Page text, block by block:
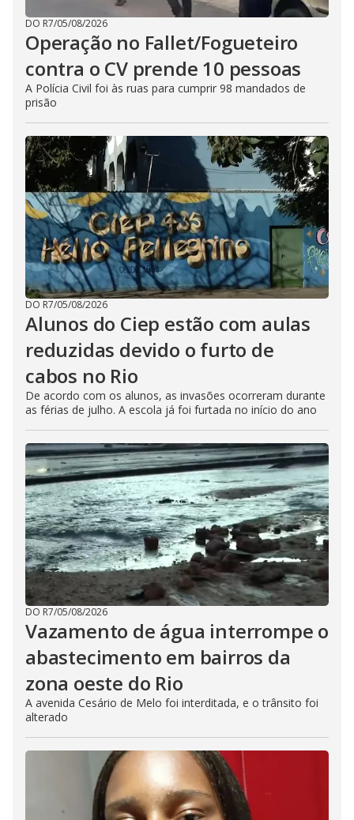
DO R7/05/08/2026
Operação no Fallet/Fogueteiro
contra o CV prende 10 pessoas
A Polícia Civil foi às ruas para cumprir 98 mandados de
prisão
DO R7/05/08/2026
Alunos do Ciep estão com aulas
reduzidas devido o furto de
cabos no Rio
De acordo com os alunos, as invasões ocorreram durante
as férias de julho. A escola já foi furtada no início do ano
DO R7/05/08/2026
Vazamento de água interrompe o
abastecimento em bairros da
zona oeste do Rio
A avenida Cesário de Melo foi interditada, e o trânsito foi
alterado